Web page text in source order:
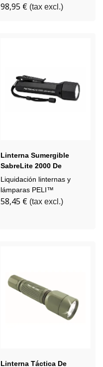
98,95 € (tax excl.)
Linterna Sumergible
SabreLite 2000 De
Segunda Generación De
PELI™
Liquidación linternas y
lámparas PELI™
58,45 € (tax excl.)
Linterna Táctica De